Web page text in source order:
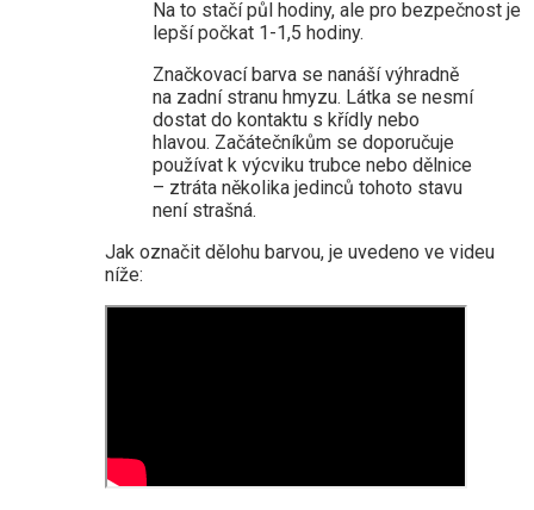
Na to stačí půl hodiny, ale pro bezpečnost je
lepší počkat 1-1,5 hodiny.
Značkovací barva se nanáší výhradně
na zadní stranu hmyzu. Látka se nesmí
dostat do kontaktu s křídly nebo
hlavou. Začátečníkům se doporučuje
používat k výcviku trubce nebo dělnice
– ztráta několika jedinců tohoto stavu
není strašná.
Jak označit dělohu barvou, je uvedeno ve videu
níže: